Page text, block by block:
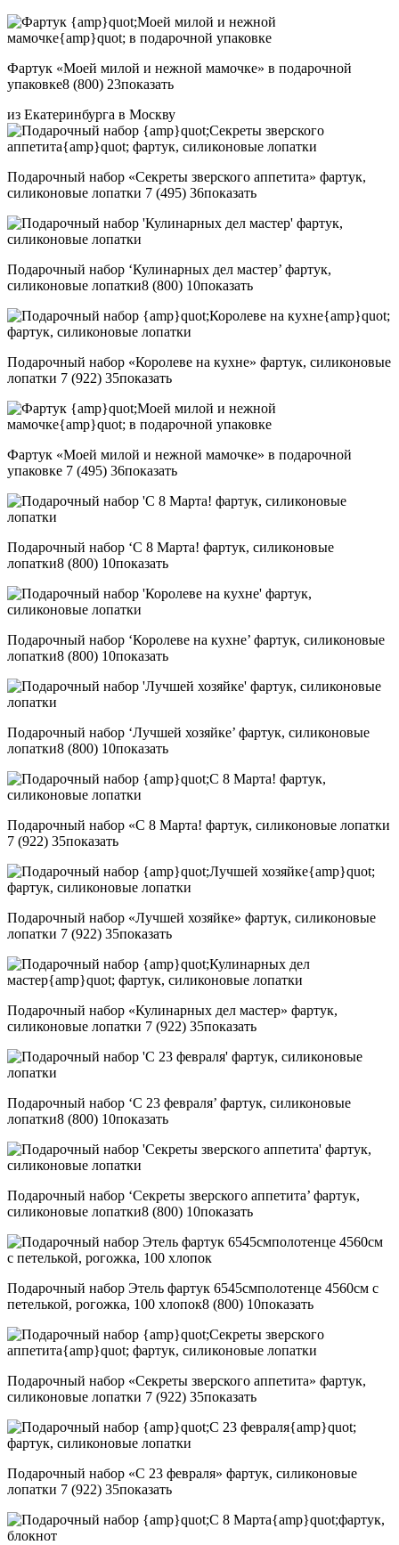
Фартук «Моей милой и нежной мамочке» в подарочной
упаковке8 (800) 23показать
из Екатеринбурга в Москву
Подарочный набор «Секреты зверского аппетита» фартук,
силиконовые лопатки 7 (495) 36показать
Подарочный набор ‘Кулинарных дел мастер’ фартук,
силиконовые лопатки8 (800) 10показать
Подарочный набор «Королеве на кухне» фартук, силиконовые
лопатки 7 (922) 35показать
Фартук «Моей милой и нежной мамочке» в подарочной
упаковке 7 (495) 36показать
Подарочный набор ‘С 8 Марта! фартук, силиконовые
лопатки8 (800) 10показать
Подарочный набор ‘Королеве на кухне’ фартук, силиконовые
лопатки8 (800) 10показать
Подарочный набор ‘Лучшей хозяйке’ фартук, силиконовые
лопатки8 (800) 10показать
Подарочный набор «С 8 Марта! фартук, силиконовые лопатки
7 (922) 35показать
Подарочный набор «Лучшей хозяйке» фартук, силиконовые
лопатки 7 (922) 35показать
Подарочный набор «Кулинарных дел мастер» фартук,
силиконовые лопатки 7 (922) 35показать
Подарочный набор ‘С 23 февраля’ фартук, силиконовые
лопатки8 (800) 10показать
Подарочный набор ‘Секреты зверского аппетита’ фартук,
силиконовые лопатки8 (800) 10показать
Подарочный набор Этель фартук 6545смполотенце 4560см с
петелькой, рогожка, 100 хлопок8 (800) 10показать
Подарочный набор «Секреты зверского аппетита» фартук,
силиконовые лопатки 7 (922) 35показать
Подарочный набор «С 23 февраля» фартук, силиконовые
лопатки 7 (922) 35показать